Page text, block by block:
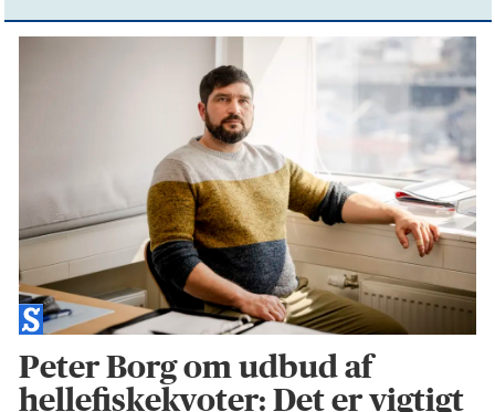
Peter Borg om udbud af
hellefiskekvoter: Det er vigtigt